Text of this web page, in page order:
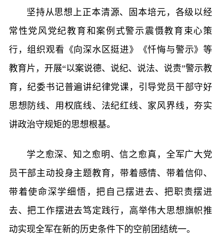
坚持从思想上正本清源、固本培元，各级以经
常性党风党纪教育和案例式警示震慑教育束心策
行，组织观看《向深水区挺进》《忏悔与警示》等
教育片，开展“以案说德、说纪、说法、说责”警示教
育，纪委书记普遍讲纪律党课，引导党员干部守好
思想防线、用权底线、法纪红线、家风界线，夯实
讲政治守规矩的思想根基。
学之愈深、知之愈明、信之愈真，全军广大党
员干部主动投身主题教育，带着感情、带着信仰、
带着使命深学细悟，把自己摆进去、把职责摆进
去、把工作摆进去笃定践行，高举伟大思想旗帜推
动实现全军在新的历史条件下的空前团结统一。